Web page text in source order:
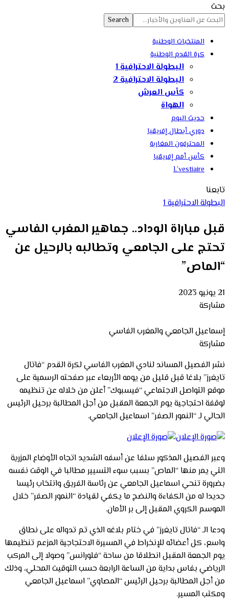
بحث
المنتخبات الوطنية
كرة القدم الوطنية
البطولة الاحترافية 1
البطولة الاحترافية 2
كأس العرش
الهواة
حديث اليوم
دوري أبطال إفريقيا
المحترفون المغاربة
كأس أمم إفريقيا
L’vestiaire
تابعنا
البطولة الاحترافية 1
قبل مباراة الوداد.. جماهير المغرب الفاسي
تحتج على الجامعي وتطالبه بالرحيل عن
“الماص”
21 يونيو 2023
مشاركة
إسماعيل الجامعي والمغرب الفاسي
مشاركة
نشر الفصيل المساند لنادي المغرب الفاسي لكرة القدم “فاتال
تايغرز” بلاغا قبل قليل من يومه الأربعاء عبر صفحته الرسمية على
موقع التواصل الاجتماعي “فيسبوك” أعلن من خلاله عن تنظيمه
لوقفة احتجاجية يوم الجمعة المقبل من أجل المطالبة برحيل الرئيس
الحالي لـ “النمور الصفر” اسماعيل الجامعي.
وعبر الفصيل المذكور سلفا عن أسفه الشديد اتجاه الأوضاع المزرية
التي يمر منها “الماص” بسبب سوء التسيير مطالبا في الوقت نفسه
بضرورة تنحي اسماعيل الجامعي عن رئاسة الفريق وانتخاب رئيسا
جديدا له من الكفاءة والنضج ما يكفي لقيادة “النمور الصفر” خلال
الموسم الكروي المقبل إلى بر الأمان.
ودعا الـ “فاتال تايغرز” في ختام بلاغه الذي تم تدواله على نطاق
واسع، كل أعضائه للإنخراط في المسيرة الاحتجاجية المزعم تنظيمها
يوم الجمعة المقبل انطلاقا من ساحة “فلورانس” وصولا إلى المركب
الرياضي بفاس بداية من الساعة الرابعة حسب التوقيت المحلي، وذلك
من أجل المطالبة برحيل الرئيس “المصاوي” اسماعيل الجامعي
ومكتب المسير.